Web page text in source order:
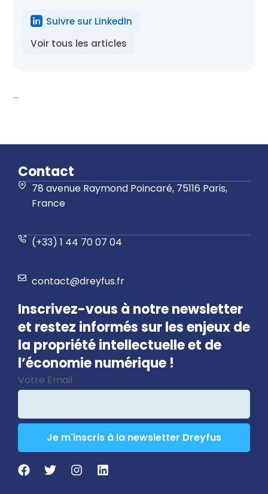
Suivre sur LinkedIn
Voir tous les articles
...
Contact
78 avenue Raymond Poincaré, 75116 Paris,
France
(+33) 1 44 70 07 04
contact@dreyfus.fr
Inscrivez-vous à notre newsletter
et restez informés sur les enjeux de
la propriété intellectuelle et de
l’économie numérique !
Votre Email *
Je m'inscris à la newsletter Dreyfus
Company
Name